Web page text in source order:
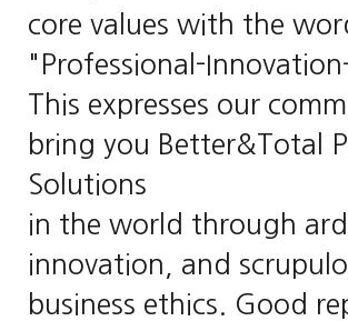
core values with the
"Professional-
This expresses our
bring you Better&Total
Solutions
in the world through
innovation, and
business ethics. Good